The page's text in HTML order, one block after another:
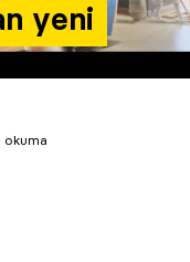
yeni
okuma